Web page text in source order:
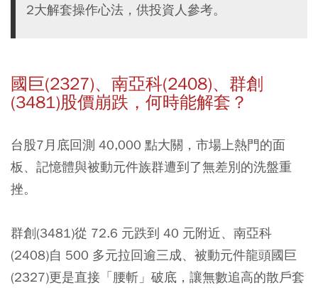
2大解套操作心法，供投資人參考。
國巨(2327)、南亞科(2408)、群創
(3481)股價崩跌，何時能解套？
台股7月底回測 40,000 點大關，市場上熱門的面
板、記憶體與被動元件族群遭到了無差別的洗盤重
挫。
群創(3481)從 72.6 元跌到 40 元附近、南亞科
(2408)自 500 多元拉回逾三成、被動元件龍頭國巨
(2327)更是直接「腰斬」破底，讓無數追高的散戶套